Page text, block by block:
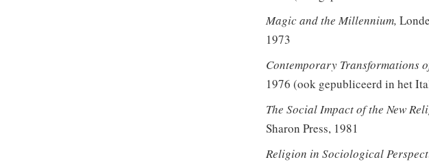
Magic and the Millennium,
1973
Contemporary Transformations
1976 (ook gepubliceerd in het
The Social Impact of the New
Sharon Press, 1981
Religion in Sociological